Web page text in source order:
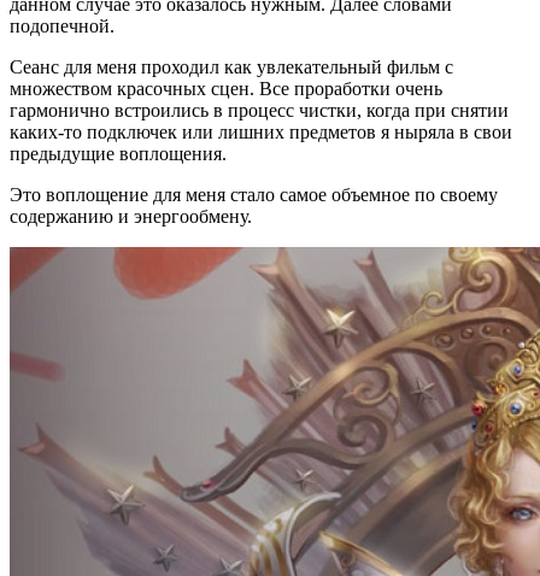
подопечной.
Сеанс для меня проходил как увлекательный фильм с
множеством красочных сцен. Все проработки очень
гармонично встроились в процесс чистки, когда при снятии
каких-то подключек или лишних предметов я ныряла в свои
предыдущие воплощения.
Это воплощение для меня стало самое объемное по своему
содержанию и энергообмену.